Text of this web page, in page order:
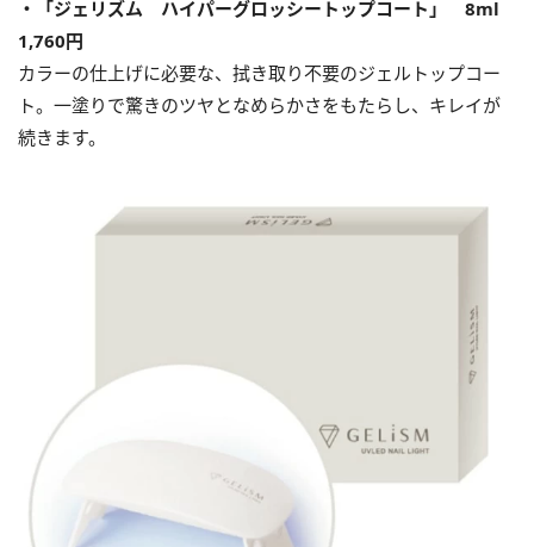
・「ジェリズム ハイパーグロッシートップコート」 8ml
1,760円
カラーの仕上げに必要な、拭き取り不要のジェルトップコー
ト。一塗りで驚きのツヤとなめらかさをもたらし、キレイが
続きます。